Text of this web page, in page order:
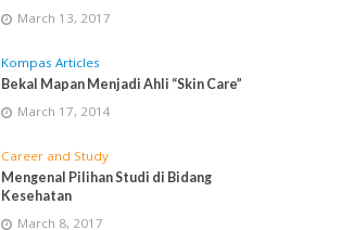
March 13, 2017
Kompas Articles
Bekal Mapan Menjadi Ahli “Skin Care”
March 17, 2014
Career and Study
Mengenal Pilihan Studi di Bidang
Kesehatan
March 8, 2017